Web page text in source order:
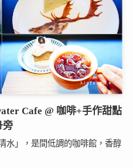
Cafe @ 咖啡+手作甜點
旁
水」，是間低調的咖啡館，香醇